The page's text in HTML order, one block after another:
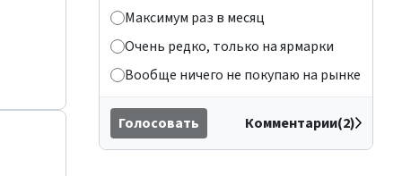
Максимум раз в месяц
Очень редко, только на ярмарки
Вообще ничего не покупаю на рынке
Голосовать Комментарии(2)